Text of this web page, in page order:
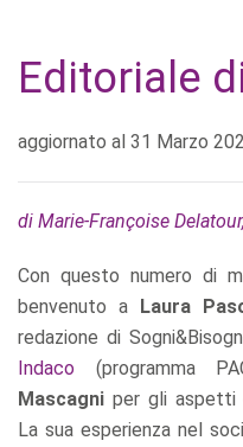
Editoriale
aggiornato al 31 Marzo
di Marie-Françoise
Con questo numero di
benvenuto a Laura
redazione di
Indaco (programma
Mascagni per gli aspetti
La sua esperienza nel